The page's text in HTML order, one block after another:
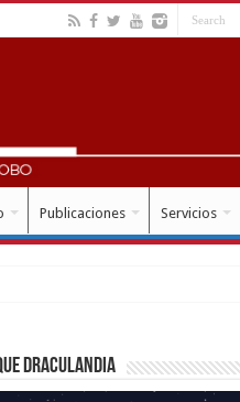
Publicaciones Servicios
Draculandia